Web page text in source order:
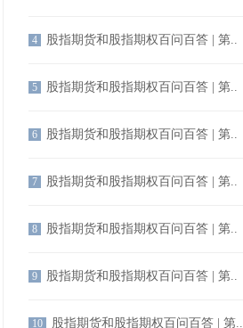
4 股指期货和股指期权百问百答 | 第..
5 股指期货和股指期权百问百答 | 第..
6 股指期货和股指期权百问百答 | 第..
7 股指期货和股指期权百问百答 | 第..
8 股指期货和股指期权百问百答 | 第..
9 股指期货和股指期权百问百答 | 第..
10 股指期货和股指期权百问百答 | 第..